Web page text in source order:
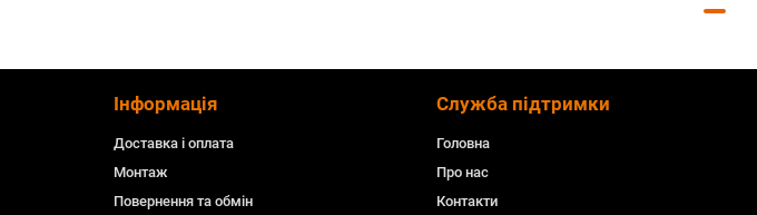
Інформація
Доставка і оплата
Монтаж
Повернення та обмін
Служба підтримки
Головна
Про нас
Контакти